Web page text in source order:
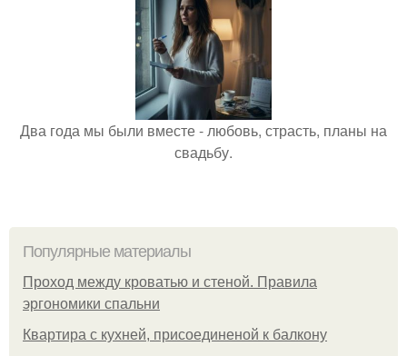
Два года мы были вместе - любовь, страсть, планы на
свадьбу.
Популярные материалы
Проход между кроватью и стеной. Правила
эргономики спальни
Квартира с кухней, присоединеной к балкону